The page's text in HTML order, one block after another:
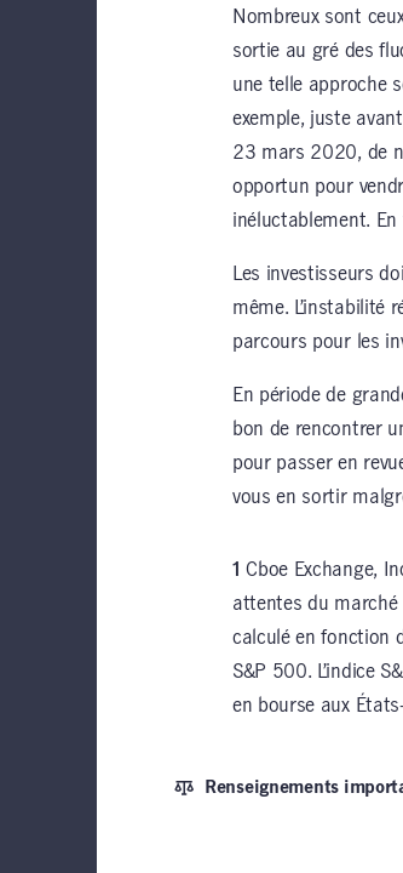
Nombreux sont
sortie au gré des
une telle approche
exemple, juste
23 mars 2020, de
opportun pour
inéluctablement.
Les investisseurs
même. L’instabilité
parcours pour les
En période de
bon de rencontrer
pour passer en
vous en sortir
1 Cboe Exchange,
attentes du marché
calculé en fonction
S&P 500. L’indice
en bourse aux
Renseignements